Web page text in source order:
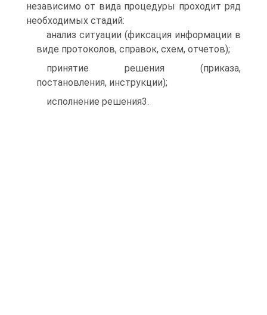
независимо от вида процедуры проходит ряд
необходимых стадий:
анализ ситуации (фиксация информации в
виде протоколов, справок, схем, отчетов);
принятие решения (приказа,
постановления, инструкции);
исполнение решения3.